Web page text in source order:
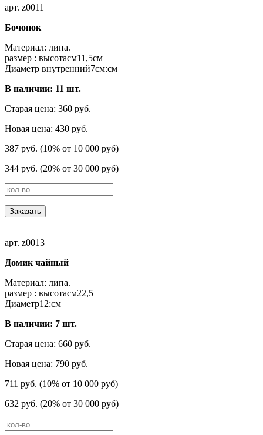
арт. z0011
Бочонок
Материал: липа.
размер : высотаcм11,5см
Диаметр внутренний7см:см
В наличии: 11 шт.
Старая цена: 360 руб.
Новая цена: 430 руб.
387 руб. (10% от 10 000 руб)
344 руб. (20% от 30 000 руб)
Заказать
арт. z0013
Домик чайный
Материал: липа.
размер : высотаcм22,5
Диаметр12:см
В наличии: 7 шт.
Старая цена: 660 руб.
Новая цена: 790 руб.
711 руб. (10% от 10 000 руб)
632 руб. (20% от 30 000 руб)